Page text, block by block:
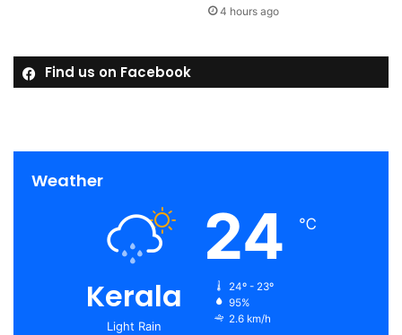
4 hours ago
Find us on Facebook
Weather
Kerala
Light Rain
24 ℃
24º - 23º
95%
2.6 km/h